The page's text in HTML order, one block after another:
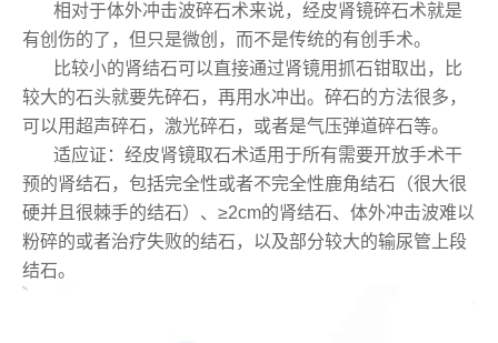
相对于体外冲击波碎石术来说，经皮肾镜碎石术就是
有创伤的了，但只是微创，而不是传统的有创手术。
比较小的肾结石可以直接通过肾镜用抓石钳取出，比
较大的石头就要先碎石，再用水冲出。碎石的方法很多，
可以用超声碎石，激光碎石，或者是气压弹道碎石等。
适应证：经皮肾镜取石术适用于所有需要开放手术干
预的肾结石，包括完全性或者不完全性鹿角结石（很大很
硬并且很棘手的结石）、≥2cm的肾结石、体外冲击波难以
粉碎的或者治疗失败的结石，以及部分较大的输尿管上段
结石。